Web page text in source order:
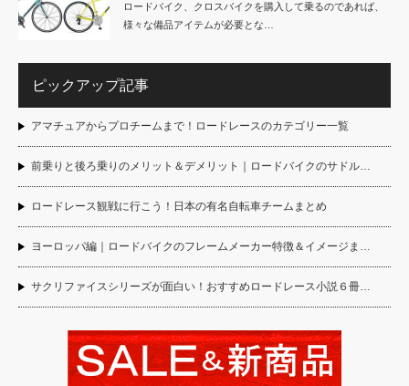
ロードバイク、クロスバイクを購入して乗るのであれば、
様々な備品アイテムが必要とな…
ピックアップ記事
アマチュアからプロチームまで！ロードレースのカテゴリー一覧
前乗りと後ろ乗りのメリット＆デメリット｜ロードバイクのサドル…
ロードレース観戦に行こう！日本の有名自転車チームまとめ
ヨーロッパ編｜ロードバイクのフレームメーカー特徴＆イメージま…
サクリファイスシリーズが面白い！おすすめロードレース小説６冊…